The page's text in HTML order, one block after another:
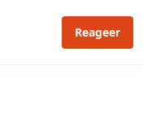
Reageer